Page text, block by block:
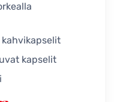
kapselit